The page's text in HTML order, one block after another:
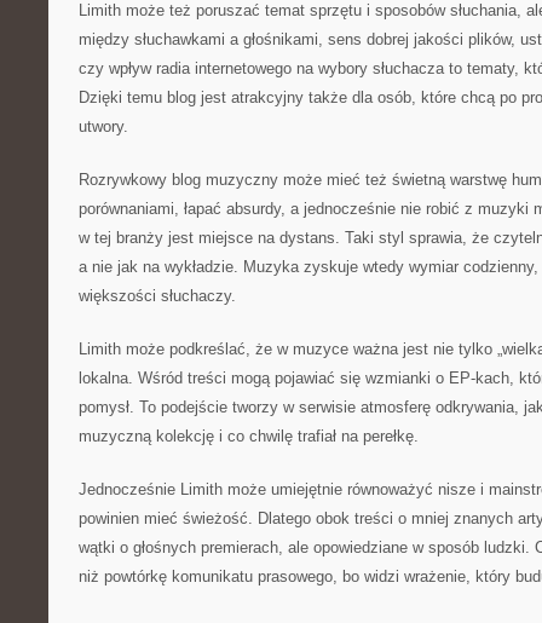
Limith może też poruszać temat sprzętu i sposobów słuchania,
między słuchawkami a głośnikami, sens dobrej jakości plików,
czy wpływ radia internetowego na wybory słuchacza to tematy,
Dzięki temu blog jest atrakcyjny także dla osób, które chcą po
utwory.
Rozrywkowy blog muzyczny może mieć też świetną warstwę
porównaniami, łapać absurdy, a jednocześnie nie robić z muzyki
w tej branży jest miejsce na dystans. Taki styl sprawia, że
a nie jak na wykładzie. Muzyka zyskuje wtedy wymiar
większości słuchaczy.
Limith może podkreślać, że w muzyce ważna jest nie tylko
lokalna. Wśród treści mogą pojawiać się wzmianki o EP-kach,
pomysł. To podejście tworzy w serwisie atmosferę odkrywania,
muzyczną kolekcję i co chwilę trafiał na perełkę.
Jednocześnie Limith może umiejętnie równoważyć nisze i
powinien mieć świeżość. Dlatego obok treści o mniej znanych
wątki o głośnych premierach, ale opowiedziane w sposób ludzki.
niż powtórkę komunikatu prasowego, bo widzi wrażenie, który